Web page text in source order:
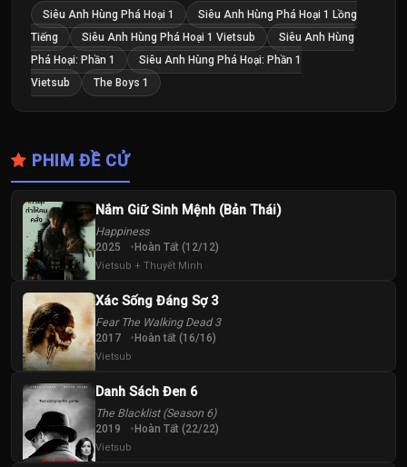
28
Tập
29
Tập
30
Tập
31
Tập
32
Tập
Tập
Tập
Siêu Anh Hùng Phá Hoại 1
Siêu Anh Hùng Phá Hoại 1 Lồng
Tiếng
Siêu Anh Hùng Phá Hoại 1 Vietsub
Siêu Anh Hùng
Phá Hoại: Phần 1
Siêu Anh Hùng Phá Hoại: Phần 1
Vietsub
The Boys 1
PHIM ĐỀ CỬ
Nắm Giữ Sinh Mệnh (Bản Thái)
Happiness
2025 Hoàn Tất (12/12)
Vietsub + Thuyết Minh
Xác Sống Đáng Sợ 3
Fear The Walking Dead 3
2017 Hoàn tất (16/16)
Vietsub
Danh Sách Đen 6
The Blacklist (Season 6)
2019 Hoàn Tất (22/22)
Vietsub